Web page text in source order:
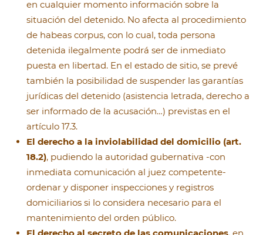
en cualquier momento información sobre la
situación del detenido. No afecta al procedimiento
de habeas corpus, con lo cual, toda persona
detenida ilegalmente podrá ser de inmediato
puesta en libertad. En el estado de sitio, se prevé
también la posibilidad de suspender las garantías
jurídicas del detenido (asistencia letrada, derecho a
ser informado de la acusación…) previstas en el
artículo 17.3.
El derecho a la inviolabilidad del domicilio (art.
18.2), pudiendo la autoridad gubernativa -con
inmediata comunicación al juez competente-
ordenar y disponer inspecciones y registros
domiciliarios si lo considera necesario para el
mantenimiento del orden público.